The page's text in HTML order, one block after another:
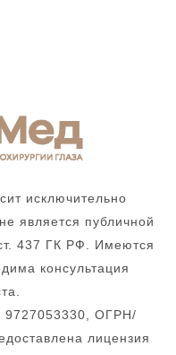
исключительно
является публичной
437 ГК РФ. Имеются
консультация
ОГРН/
лицензия